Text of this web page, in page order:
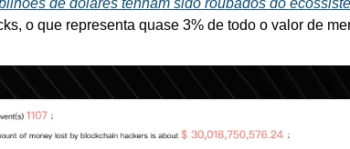
de dólares tenham sido roubados do
o que representa quase 3% de todo o valor de